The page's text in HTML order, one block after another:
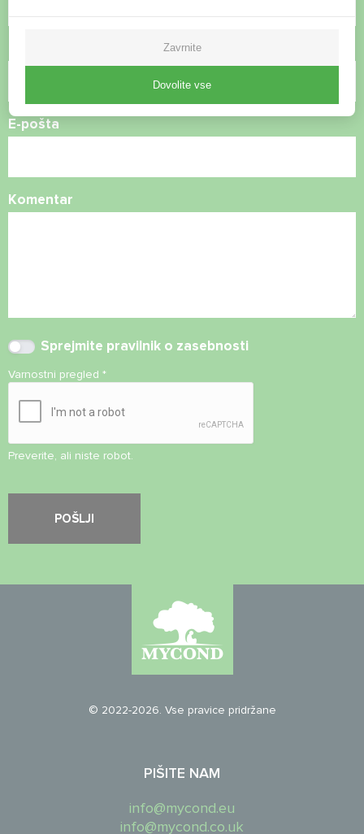
E-pošta
Komentar
Sprejmite pravilnik o zasebnosti
Varnostni pregled *
Preverite, ali niste robot.
© 2022-2026. Vse pravice pridržane
PIŠITE NAM
info@mycond.eu
info@mycond.co.uk
Zavrnite
Dovolite vse